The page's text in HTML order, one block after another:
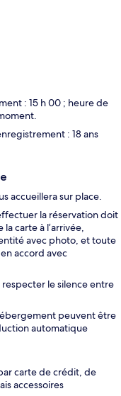
: 15 h 00 ; heure de
: 18 ans
accueillera sur place.
la réservation doit
carte à l’arrivée,
avec photo, et toute
accord avec
le silence entre
peuvent être
automatique
carte de crédit, de
accessoires